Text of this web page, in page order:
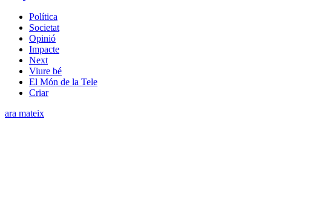
Política
Societat
Opinió
Impacte
Next
Viure bé
El Món de la Tele
Criar
ara mateix